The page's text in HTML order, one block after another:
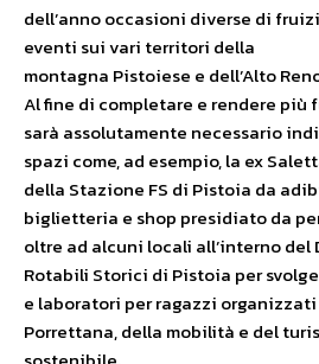
dell’anno occasioni diverse di
eventi sui vari territori della
montagna Pistoiese e dell’Alto
Al fine di completare e rendere
sarà assolutamente necessario
spazi come, ad esempio, la ex
della Stazione FS di Pistoia da
biglietteria e shop presidiato da
oltre ad alcuni locali all’interno del
Rotabili Storici di Pistoia per
e laboratori per ragazzi
Porrettana, della mobilità e del